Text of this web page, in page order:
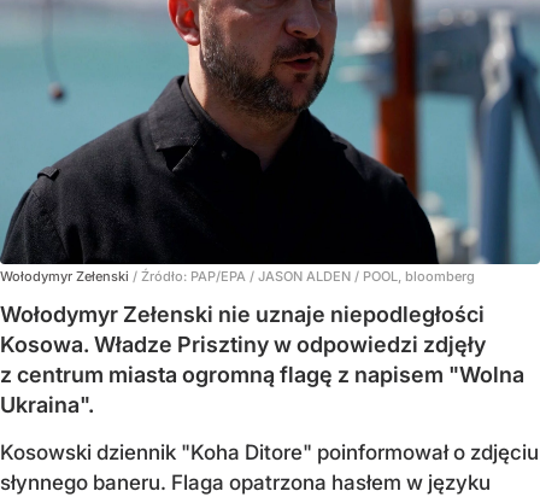
Wołodymyr Zełenski / Źródło: PAP/EPA / JASON ALDEN / POOL, bloomberg
Wołodymyr Zełenski nie uznaje niepodległości
Kosowa. Władze Prisztiny w odpowiedzi zdjęły
z centrum miasta ogromną flagę z napisem "Wolna
Ukraina".
Kosowski dziennik "Koha Ditore" poinformował o zdjęciu
słynnego baneru. Flaga opatrzona hasłem w języku